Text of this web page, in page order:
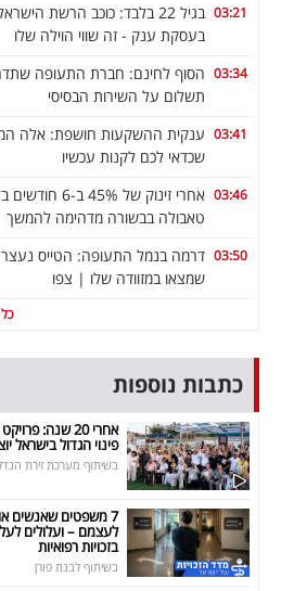
03:21
בגיל 22 בלבד: כוכב הרשת
בעסקת ענק - זה שווי הוילה שלו
03:34 הסוף לחינם: חברת התעופה
תשלום על השירות הבסיסי
03:41 ענקית ההשקעות חושפת: אלה
שכדאי לכם לקנות עכשיו
03:46
אחרי זינוק של 45% ב-6
טאבולה בבשורה מדהימה להמשך
03:50 דרמה בנמל התעופה: הטייס
שמצאו במזוודה שלו | צפו
כתבות נוספות
אחרי 20 שנה:
פינוי הגדול בישראל
בשיתוף מערכת זירת
7 משפטים שאנשים
לעצמם – ועלולים
בזכויות רפואיות
בשיתוף לבנת פורן